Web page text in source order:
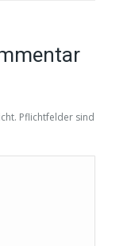
Pflichtfelder sind